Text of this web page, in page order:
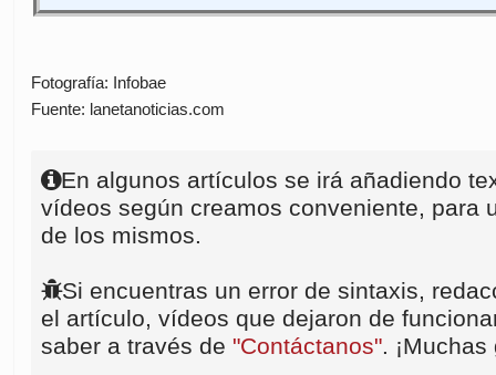
Fotografía: Infobae
Fuente: lanetanoticias.com
En algunos artículos se irá añadiendo
vídeos según creamos conveniente, para
de los mismos.
Si encuentras un error de sintaxis,
el artículo, vídeos que dejaron de
saber a través de "Contáctanos".